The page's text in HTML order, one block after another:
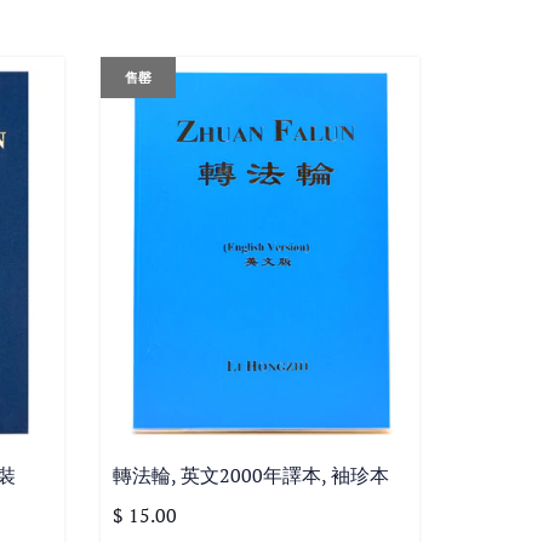
轉法輪, 英文2000年譯本, 袖珍本
$ 15.00
售罄